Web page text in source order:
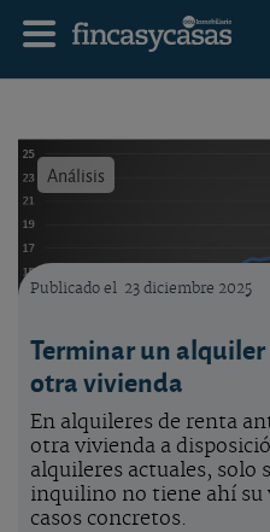
Análisis
Evolución del precio del alquiler en
Publicado el 23 diciembre 2025
Terminar un
otra vivienda
En alquileres de renta
otra vivienda a
alquileres actuales, solo
inquilino no tiene ahí su
casos concretos.